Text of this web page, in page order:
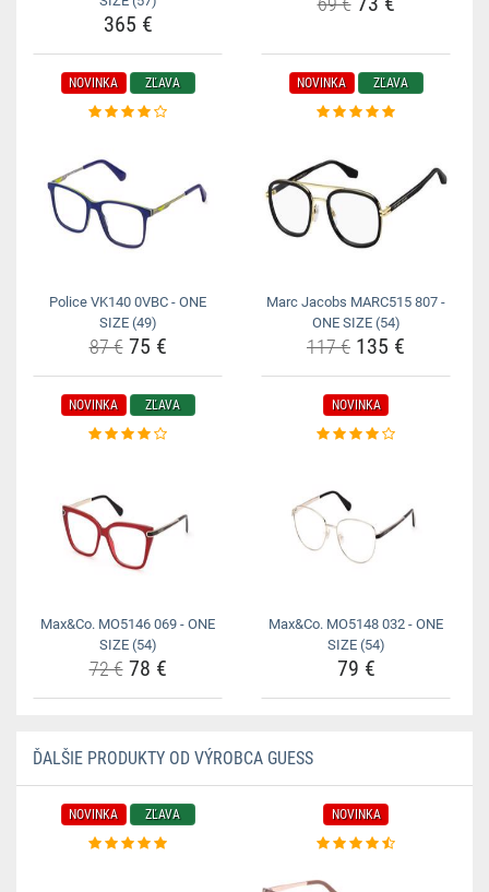
365 €
NOVINKA ZĽAVA
Police VK140 0VBC - ONE
SIZE (49)
87 €75 €
NOVINKA ZĽAVA
Marc Jacobs MARC515 807 -
ONE SIZE (54)
117 € 135 €
NOVINKA ZĽAVA
Max&Co. MO5146 069 - ONE
SIZE (54)
72 €78 €
NOVINKA
Max&Co. MO5148 032 - ONE
SIZE (54)
79 €
ĎALŠIE PRODUKTY OD VÝROBCA GUESS
NOVINKA ZĽAVA NOVINKA